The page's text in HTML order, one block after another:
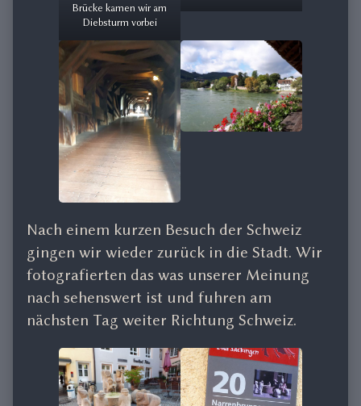
Brücke kamen wir am
Diebsturm vorbei
Nach einem kurzen Besuch der Schweiz
gingen wir wieder zurück in die Stadt. Wir
fotografierten das was unserer Meinung
nach sehenswert ist und fuhren am
nächsten Tag weiter Richtung Schweiz.